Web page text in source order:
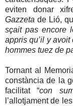
eviten donar
Gazzeta de Lió,
sçait pas encore
appris qu’il y
hommes tuez de
Tornant al
constància de la
facilitat “con
l’allotjament de